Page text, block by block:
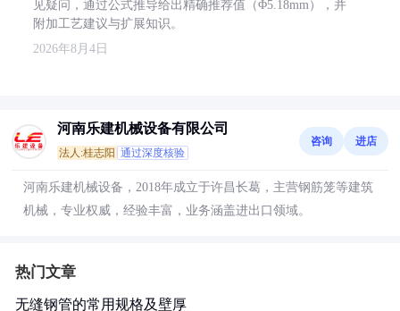
见疑问，通过公式推导给出精确推荐值（Φ5.18mm），并
附加工艺建议与扩展知识。
2026年8月4日
河南乐建机械设备有限公司
法人:桂志阳 通过深度核验
咨询 进店
河南乐建机械设备，2018年成立于许昌长葛，主营钢筋笼等建筑
机械，专业权威，经验丰富，业务涵盖进出口领域。
热门文章
无缝钢管的常用规格及壁厚